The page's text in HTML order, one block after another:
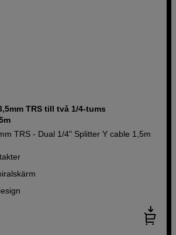
TRS till två 1/4-tums
TRS - Dual 1/4" Splitter Y cable 1,5m